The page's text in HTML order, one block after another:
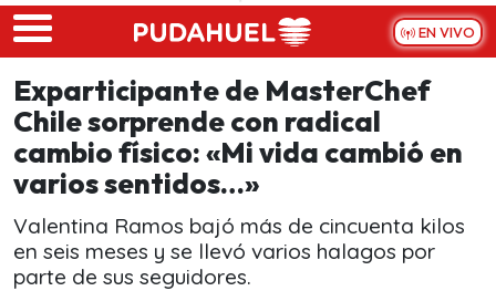
Skip to main content
EN VIVO
Exparticipante de MasterChef
Chile sorprende con radical
cambio físico: «Mi vida cambió en
varios sentidos…»
Valentina Ramos bajó más de cincuenta kilos
en seis meses y se llevó varios halagos por
parte de sus seguidores.